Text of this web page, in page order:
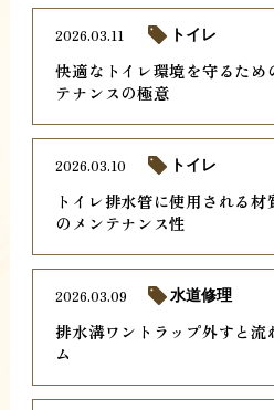
快適なトイレ環境を守るため
テナンスの極意
2026.03.11 トイレ
トイレ排水管に使用される
のメンテナンス性
2026.03.10 トイレ
排水溝ワントラップ外すと流
ム
2026.03.09 水道修理